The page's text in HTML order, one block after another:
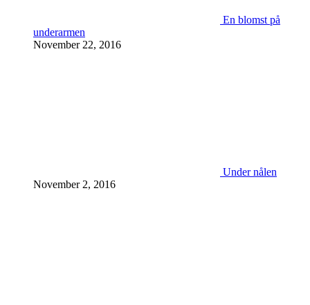
En blomst på
underarmen
November 22, 2016
Under nålen
November 2, 2016